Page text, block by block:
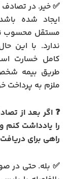
✅ خیر. در
ایجاد شده
مستقل محسوب
ندارد. با این
کامل خسارت
طریق بیمه
ملزم به پرداخت
❓ اگر بعد از
را یادداشت کنم
راهی برای
✅ بله. حتی در